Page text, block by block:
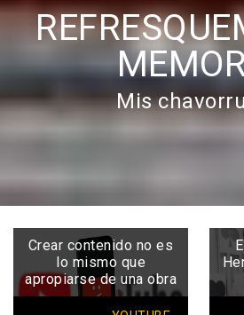
Mis
Crear contenido no es
lo mismo que
apropiarse de una obra